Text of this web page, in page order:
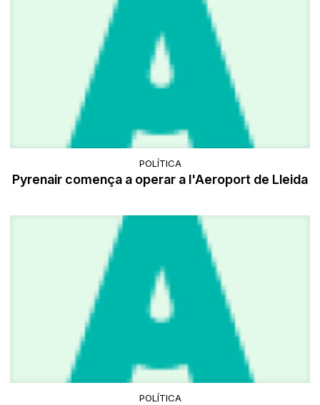
POLÍTICA
Pyrenair comença a operar a l'Aeroport de Lleida
POLÍTICA